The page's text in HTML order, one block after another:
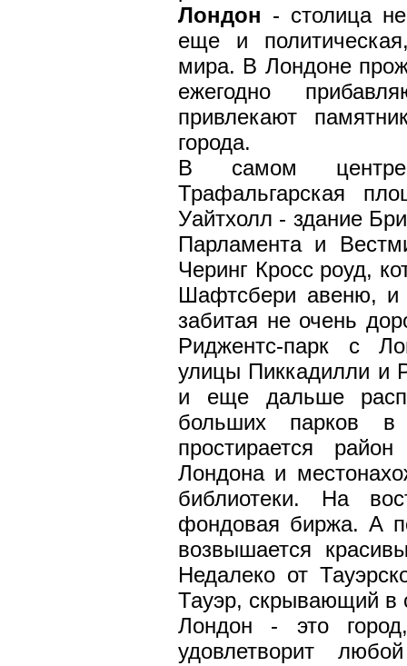
Лондон - столица
еще и
мира. В Лондоне
ежегодно
привлекают
города.
В самом центре
Трафальгарская
Уайтхолл - здание
Парламента и
Черинг Кросс роуд,
Шафтсбери авеню, и
забитая не очень
Риджентс-парк с
улицы Пиккадилли и
и еще дальше
больших парков
простирается
Лондона и
библиотеки. На
фондовая биржа. А
возвышается
Недалеко от
Тауэр, скрывающий в
Лондон - это
удовлетворит